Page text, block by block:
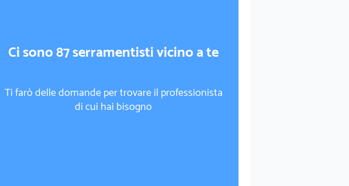
Ci sono 87 serramentisti vicino a te
Ti farò delle domande per trovare il professionista
di cui hai bisogno